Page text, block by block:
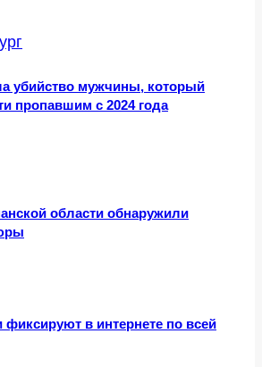
убийство мужчины, который
пропавшим с 2024 года
области обнаружили
в интернете по всей